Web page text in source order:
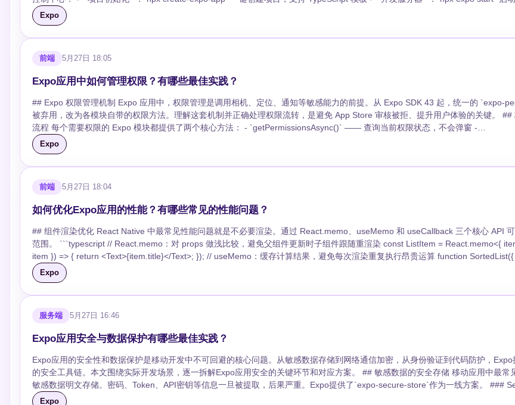
的Adopt Prebuild指南逐步迁移到CNG工作流。核心步骤是确保入口文件使用`registerRootComponent`，然后执行`npx expo
生成原生目录，将手动修改迁移为Config Plugin。 **团队有深厚原生开发经验且不需要Expo服务**：这种情况下可以脱离Expo管理，直接使用React
Native CLI。但这不等于eject，而是从一开始就选择bare工作流。 ## 常见问题 **Development Build构建太慢怎么办？** 首次构建需要编译整个原生
Plugin能不能修改任意原生文件？** 理论上可以，但不推荐。Config Plugin适合处理配置层面的修改（权限、URL Scheme、字体等）。大规模原生
代码改动应该用Expo Modules API写成独立模块。 **Prebuild会覆盖我手动改的原生文件吗？** 会。这也是CNG的设计意图——原生目录是可丢弃
的。如果你有手动修改，必须迁移为Config Plugin，否则下次prebuild就会丢失。 总的来说，2026年的Expo生态中，Eject已成为历史名词。面对原
生扩展需求，Development Build + Prebuild(CNG)是唯一的推荐路径，它既保留了Expo的开发效率，又获得了完整的原生能力。
platform all --profile production ``` 构建时expo-updates被编译进二进制，并嵌入了构建时的初始更新作为回退版本。 ### 4. 发布更新 ```bash # 向
production通道发布 eas update --branch production --message "修复登录按钮样式" # 指定运行时版本 eas update --branch production --runtime-
特定版本 eas update:rollback --channel production --target-message "上一个稳定版本" ``` ## 运行时版本策略选择 三种策略各有适用场景： -
**nativeVersion**：跟随原生构建号，比appVersion更细粒度，适合频繁发版但原生变更不多的场景。 - **自定义版本字符串**：完全
找不到而崩溃。 ## 客户端程序化控制更新 手动控制更新检查和应用的场景很常见，比如在设置页提供"检查更新"按钮，或在关键操作前确保代码是
最新的： ```typescript import * as Updates from 'expo-updates'; async function checkAndApplyUpdate() { if (__DEV__) return; // 开发模式不支持
OTA try { const update = await Updates.checkForUpdateAsync(); if (update.isAvailable) { const result = await Updates.fetchUpdateAsync(); if
(result.isNew) { // 立即重载应用新版本 await Updates.reloadAsync(); } } } catch (error) { // 更新失败不影响正常使用，静默处理或上报
return; const subscription = Updates.addListener((event) => { if (event.type === Updates.UpdateEventType.DOWNLOAD_FINISHED) { // 提示用
户下次启动将使用新版本 Alert.alert('更新已就绪', '重启应用以使用最新版本', [ { text: '稍后', style: 'cancel' }, { text: '立即重启', onPress: () =>
() => subscription.remove(); }, []); ``` ## OTA更新的边界与限制 OTA能更新的是JavaScript业务逻辑、React组件树、样式、静态资源和导航结构。
屏。 苹果和谷歌对OTA更新的政策有明确要求：更新不得改变应用的核心功能定位，不得绕过应用商店审核引入付费功能或隐私敏感变更。实际操作
中，大多数UI修复和小功能调整都符合政策。 ## 通道与分支的运维实践 通道和分支的典型组合： | 环境 | 分支 | 通道 | 用途 | |------|------|------|------|
| 生产 | production | production | 面向所有用户 | | 预发 | staging | staging | 内部测试验证 | | 预览 | preview | preview | 功能预览 | 通道还支持按比例
灰度发布。通过`eas channel:rollout`命令可以逐步将新更新推送给一定比例的用户，观察错误率后再全量发布： ```bash # 先向20%用户推送 eas
channel:rollout production --percent 20 # 确认无问题后扩大到50% eas channel:rollout production --percent 50 # 全量发布 eas channel:rollout
production --percent 100 ``` ## 错误恢复机制 expo-updates内置了自动错误恢复：如果更新后的应用在启动时连续崩溃，模块会自动回退到上一个
更新历史，回滚只是将活跃指针指向上一个版本，客户端会在下次启动时下载并切换。 ## 面试追问 **OTA更新和发新版本各自的适用场景？**
JavaScript层面的bug修复、UI调整、文案改动适合OTA；新增原生模块、修改权限声明、升级SDK大版本必须发新构建。判断依据
生代码。 **运行时版本不匹配会发生什么？** 客户端会忽略不匹配的更新，继续运行当前缓存版本。这保护了应用不会因缺少原生模块而崩溃，但也
意味着如果忘记同步运行时版本，用户将收不到更新。 **如何保证OTA更新的安全性？** EAS Update默认通过HTTPS传输更新包，expo-updates在
加载前会校验更新签名。自托管更新服务器时需确保同样启用HTTPS和签名验证。
热重载和 QR 码 - **构建发布**：通过 EAS Build 生成 APK、IPA 或 OTA 更新包 - **依赖管理**：自动安装与当前 SDK 版本兼容的 Expo 包
不运行代码，它搭建环境、编译资源、推送更新到客户端。 ## Expo Go 核心职责 Go 是预装了完整 Expo SDK 的沙箱 App： - **实时预览**：扫描
QR 码即可在真机上看到代码效果 - **零构建开发**：开发阶段无需编译原生代码，修改即生效 - **跨设备测试**：多台手机同时连接
协同工作流 1. CLI 创建项目并启动开发服务器 → 生成连接 URL 和 QR 码 2. Go 扫码连接服务器 → 加载 JavaScript Bundle 并执行 3. 代码修改触发
热重载 → Go 实时刷新界面 4. 开发完成后，CLI 调用 EAS Build 构建生产包 → Go 不参与发布流程 ## 何时从 Go 切换到 Development Build - 项目
需要自定义原生模块或第三方原生 SDK - 需要推送通知、深度链接等 Go 不支持的能力 - 需要接近生产环境的运行时行为验证 Go 适合原型验证和学
习阶段，项目进入正式开发后建议尽早切换到 Development Build。 ## 追问方向 - Expo Go 和 Development Build 的运行时差异是什么？ - EAS
Build 的托管构建和本地构建如何选择？ - Expo 的 OTA 更新机制（Updates API）如何工作？
Expo
前端 5月27日 18:05
Expo应用中如何管理权限？有哪些最佳实践？
## Expo 权限管理机制 Expo 应用中，权限管理是调用相机、定位、通知等敏感能力的前提。从 Expo SDK 43 起，统一的 `expo-permissions` 包已
被弃用，改为各模块自带的权限方法。理解这套机制并正确处理权限流转，是避免 App Store 审核被拒、提升用户体验的关键。 ## 权限请求的基本
流程 每个需要权限的 Expo 模块都提供了两个核心方法： - `getPermissionsAsync()` —— 查询当前权限状态，不会弹窗 -
`requestPermissionsAsync()` —— 向用户请求权限，会弹出系统授权对话框 返回值是一个包含以下字段的对象： ```typescript { status: 'granted' |
'denied' | 'undetermined' | 'limited', granted: boolean, // status === 'granted' 的快捷判断 canAskAgain: boolean, // 用户拒绝后是否还能再次弹出
expires: 'never' | number } ``` 其中 `limited` 是 iOS 14+ 的"有限访问"状态，用户只授权了部分照片或联系人。 ## 常用权限模块及用法 ### 相机与
Camera.requestCameraPermissionsAsync(); // 请求麦克风权限（视频录制场景） const { status: audioStatus } = await
Camera.requestMicrophonePermissionsAsync(); // 仅查询权限状态，不弹窗 const { status: currentStatus } = await
Camera.getCameraPermissionsAsync(); ``` ### 位置权限 位置权限区分前台和后台，这是一个容易踩坑的点： ```typescript import * as Location
from 'expo-location'; // 前台定位 const { status } = await Location.requestForegroundPermissionsAsync(); // 后台定位（需要额外配置，审核也更严
格） const { status: bgStatus } = await Location.requestBackgroundPermissionsAsync(); // 获取当前位置 if (status === 'granted') { const location =
await Location.getCurrentPositionAsync({}); } ``` 后台位置权限在 iOS 上需要在 Info.plist 中添加 `UIBackgroundModes`，且 Apple 审核时会要求你
说明为什么前台定位不够用。 ### 通知权限 ```typescript import * as Notifications from 'expo-notifications'; const { status } = await
Notifications.requestPermissionsAsync(); // 配置通知的前台展示行为 Notifications.setNotificationHandler({ handleNotification: async () => ({
granularStatus } = await MediaLibrary.requestPermissionsAsync({ granularPermissions: true, }); // 保存图片到相册 const asset = await
`READ_EXTERNAL_STORAGE`。通过 `granularPermissions` 选项可以让 Expo 自动处理这个差异。 ### 联系人权限 ```typescript import * as
Contacts.getContactsAsync({ fields: [Contacts.Fields.PhoneNumbers], }); } ``` ### 日历权限 ```typescript import * as Calendar from 'expo-
calendar'; const { status } = await Calendar.requestCalendarPermissionsAsync(); if (status === 'granted') { const calendars = await
Calendar.getCalendarsAsync(); const eventId = await Calendar.createEventAsync(calendarId, { title: '会议', startDate: new Date(), endDate: new
Date(Date.now() + 3600000), }); } ``` ## 平台配置 权限代码写对了还不够，还需要在配置文件中声明。这一步如果遗漏，iOS 上会直接崩溃，
Expo
前端 5月27日 18:04
如何优化Expo应用的性能？有哪些常见的性能问题？
## 组件渲染优化 React Native 中最常见性能问题就是不必要渲染。通过 React.memo、useMemo 和 useCallback 三个核心 API 可以有效控制渲染
范围。 ```typescript // React.memo：对 props 做浅比较，避免父组件更新时子组件跟随重渲染 const ListItem = React.memo<{ item: Item }>(({
item }) => { return <Text>{item.title}</Text>; }); // useMemo：缓存计算结果，避免每次渲染重复执行昂贵运算 function SortedList({ items }: { items:
Item[] }) { const sorted = useMemo( () => [...items].sort((a, b) => a.priority - b.priority), [items] ); return <FlatList data={sorted} renderItem={({
item }) => <ListItem item={item} />} />; } // useCallback：稳定函数引用，避免因函数重建导致子组件重渲染 function Parent() { const [count,
setCount] = useState(0); const handlePress = useCallback(() => { setCount((c) => c + 1); }, []); return <Child onPress={handlePress} />; } ``` 需要
Profiler 定位瓶颈，再针对性优化。 ## 列表渲染优化 ### FlashList 替代 FlatList FlatList 是 React Native 内置的虚拟化列表组件，但在长列表场景
下性能不够理想。Shopify 开源的 FlashList 提供了约 10 倍的列表渲染性能提升，已成为 2026 年的推荐选择。 ```typescript import { FlashList }
from '@shopify/flash-list'; <FlashList data={items} renderItem={({ item }) => <ListItem item={item} />} estimatedItemSize={64} // 必填：提供预估行
高，用于滚动条计算 keyExtractor={(item) => item.id} /> ``` ### 如果仍使用 FlatList 某些场景下 FlatList 仍有其适用性，关键优化属性如下：
```typescript <FlatList data={items} renderItem={({ item }) => <ListItem item={item} />} keyExtractor={(item) => item.id} removeClippedSubviews=
{true} // 移除屏幕外原生视图，降低内存 maxToRenderPerBatch={10} // 每批渲染数量，越小越不容易卡顿 windowSize={10} // 渲染窗口倍数，默认
21 initialNumToRender={10} // 首屏渲染数量 getItemLayout={(data, index) => ({ length: ITEM_HEIGHT, offset: ITEM_HEIGHT * index, index, })}
Expo
服务端 5月27日 16:46
Expo应用安全与数据保护有哪些最佳实践？
Expo应用的安全性和数据保护是移动开发中不可回避的核心问题。从敏感数据存储到网络通信加密，从身份验证到代码防护，
的安全工具链。本文围绕实际开发场景，逐一拆解Expo应用安全的关键环节和对应方案。 ## 敏感数据的安全存储 移动应用中最常见的安全风险就是
敏感数据明文存储。密码、Token、API密钥等信息一旦被提取，后果严重。Expo提供了`expo-secure-store`作为一线方案。 ### SecureStore 基本
用法 ```typescript import * as SecureStore from 'expo-secure-store'; // 保存敏感数据 async function saveToken(token: string) { try { awaitExpo